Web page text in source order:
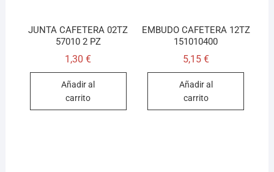
JUNTA CAFETERA 02TZ
57010 2 PZ
1,30€
Añadir al
carrito
EMBUDO CAFETERA 12TZ
151010400
5,15 €
Añadir al
carrito